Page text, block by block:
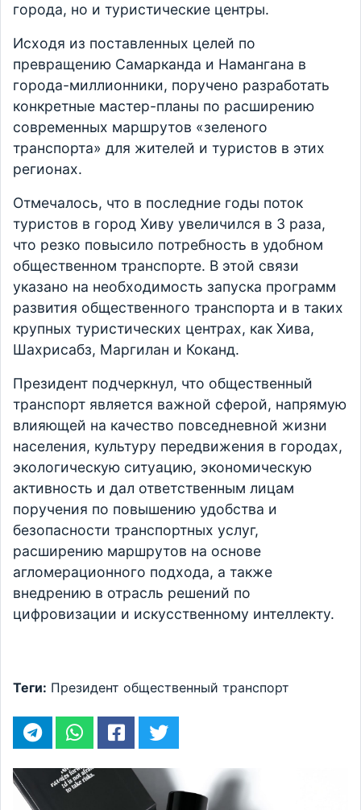
города, но и туристические центры.
Исходя из поставленных целей по
превращению Самарканда и Намангана в
города-миллионники, поручено разработать
конкретные мастер-планы по расширению
современных маршрутов «зеленого
транспорта» для жителей и туристов в этих
регионах.
Отмечалось, что в последние годы поток
туристов в город Хиву увеличился в 3 раза,
что резко повысило потребность в удобном
общественном транспорте. В этой связи
указано на необходимость запуска программ
развития общественного транспорта и в таких
крупных туристических центрах, как Хива,
Шахрисабз, Маргилан и Коканд.
Президент подчеркнул, что общественный
транспорт является важной сферой, напрямую
влияющей на качество повседневной жизни
населения, культуру передвижения в городах,
экологическую ситуацию, экономическую
активность и дал ответственным лицам
поручения по повышению удобства и
безопасности транспортных услуг,
расширению маршрутов на основе
агломерационного подхода, а также
внедрению в отрасль решений по
цифровизации и искусственному интеллекту.
Теги: Президент общественный транспорт